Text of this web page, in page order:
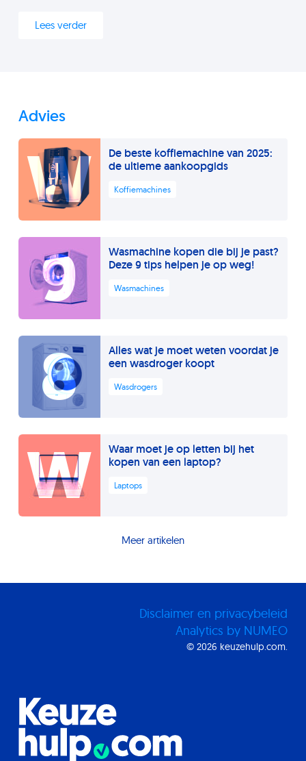
Lees verder
Advies
W
De beste koffiemachine van 2025:
de ultieme aankoopgids
Koffiemachines
9
Wasmachine kopen die bij je past?
Deze 9 tips helpen je op weg!
Wasmachines
8
Alles wat je moet weten voordat je
een wasdroger koopt
Wasdrogers
W
Waar moet je op letten bij het
kopen van een laptop?
Laptops
Meer artikelen
Disclaimer en privacybeleid
Analytics by NUMEO
© 2026 keuzehulp.com.